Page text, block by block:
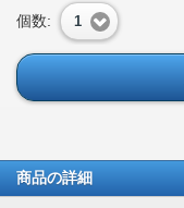
個数: 1
商品の詳細